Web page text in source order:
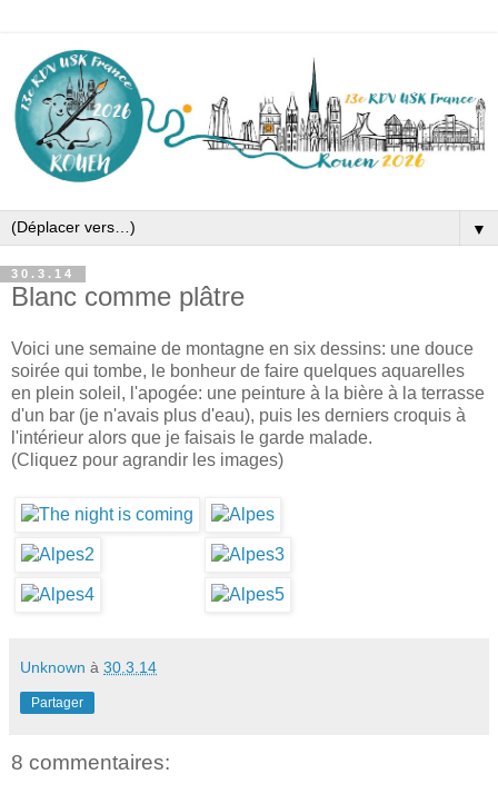
▼
30.3.14
Blanc comme plâtre
Voici une semaine de montagne en six dessins: une douce
soirée qui tombe, le bonheur de faire quelques aquarelles
en plein soleil, l'apogée: une peinture à la bière à la terrasse
d'un bar (je n'avais plus d'eau), puis les derniers croquis à
l'intérieur alors que je faisais le garde malade.
(Cliquez pour agrandir les images)
Unknown à 30.3.14
Partager
8 commentaires: